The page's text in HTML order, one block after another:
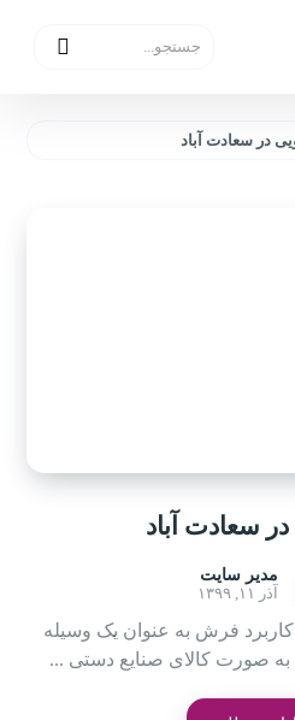
در سعادت آباد
سعادت آباد
مدیر سایت
آذر ۱۱, ۱۳۹۹
فرش به عنوان یک وسیله
صورت کالای صنایع دستی ...